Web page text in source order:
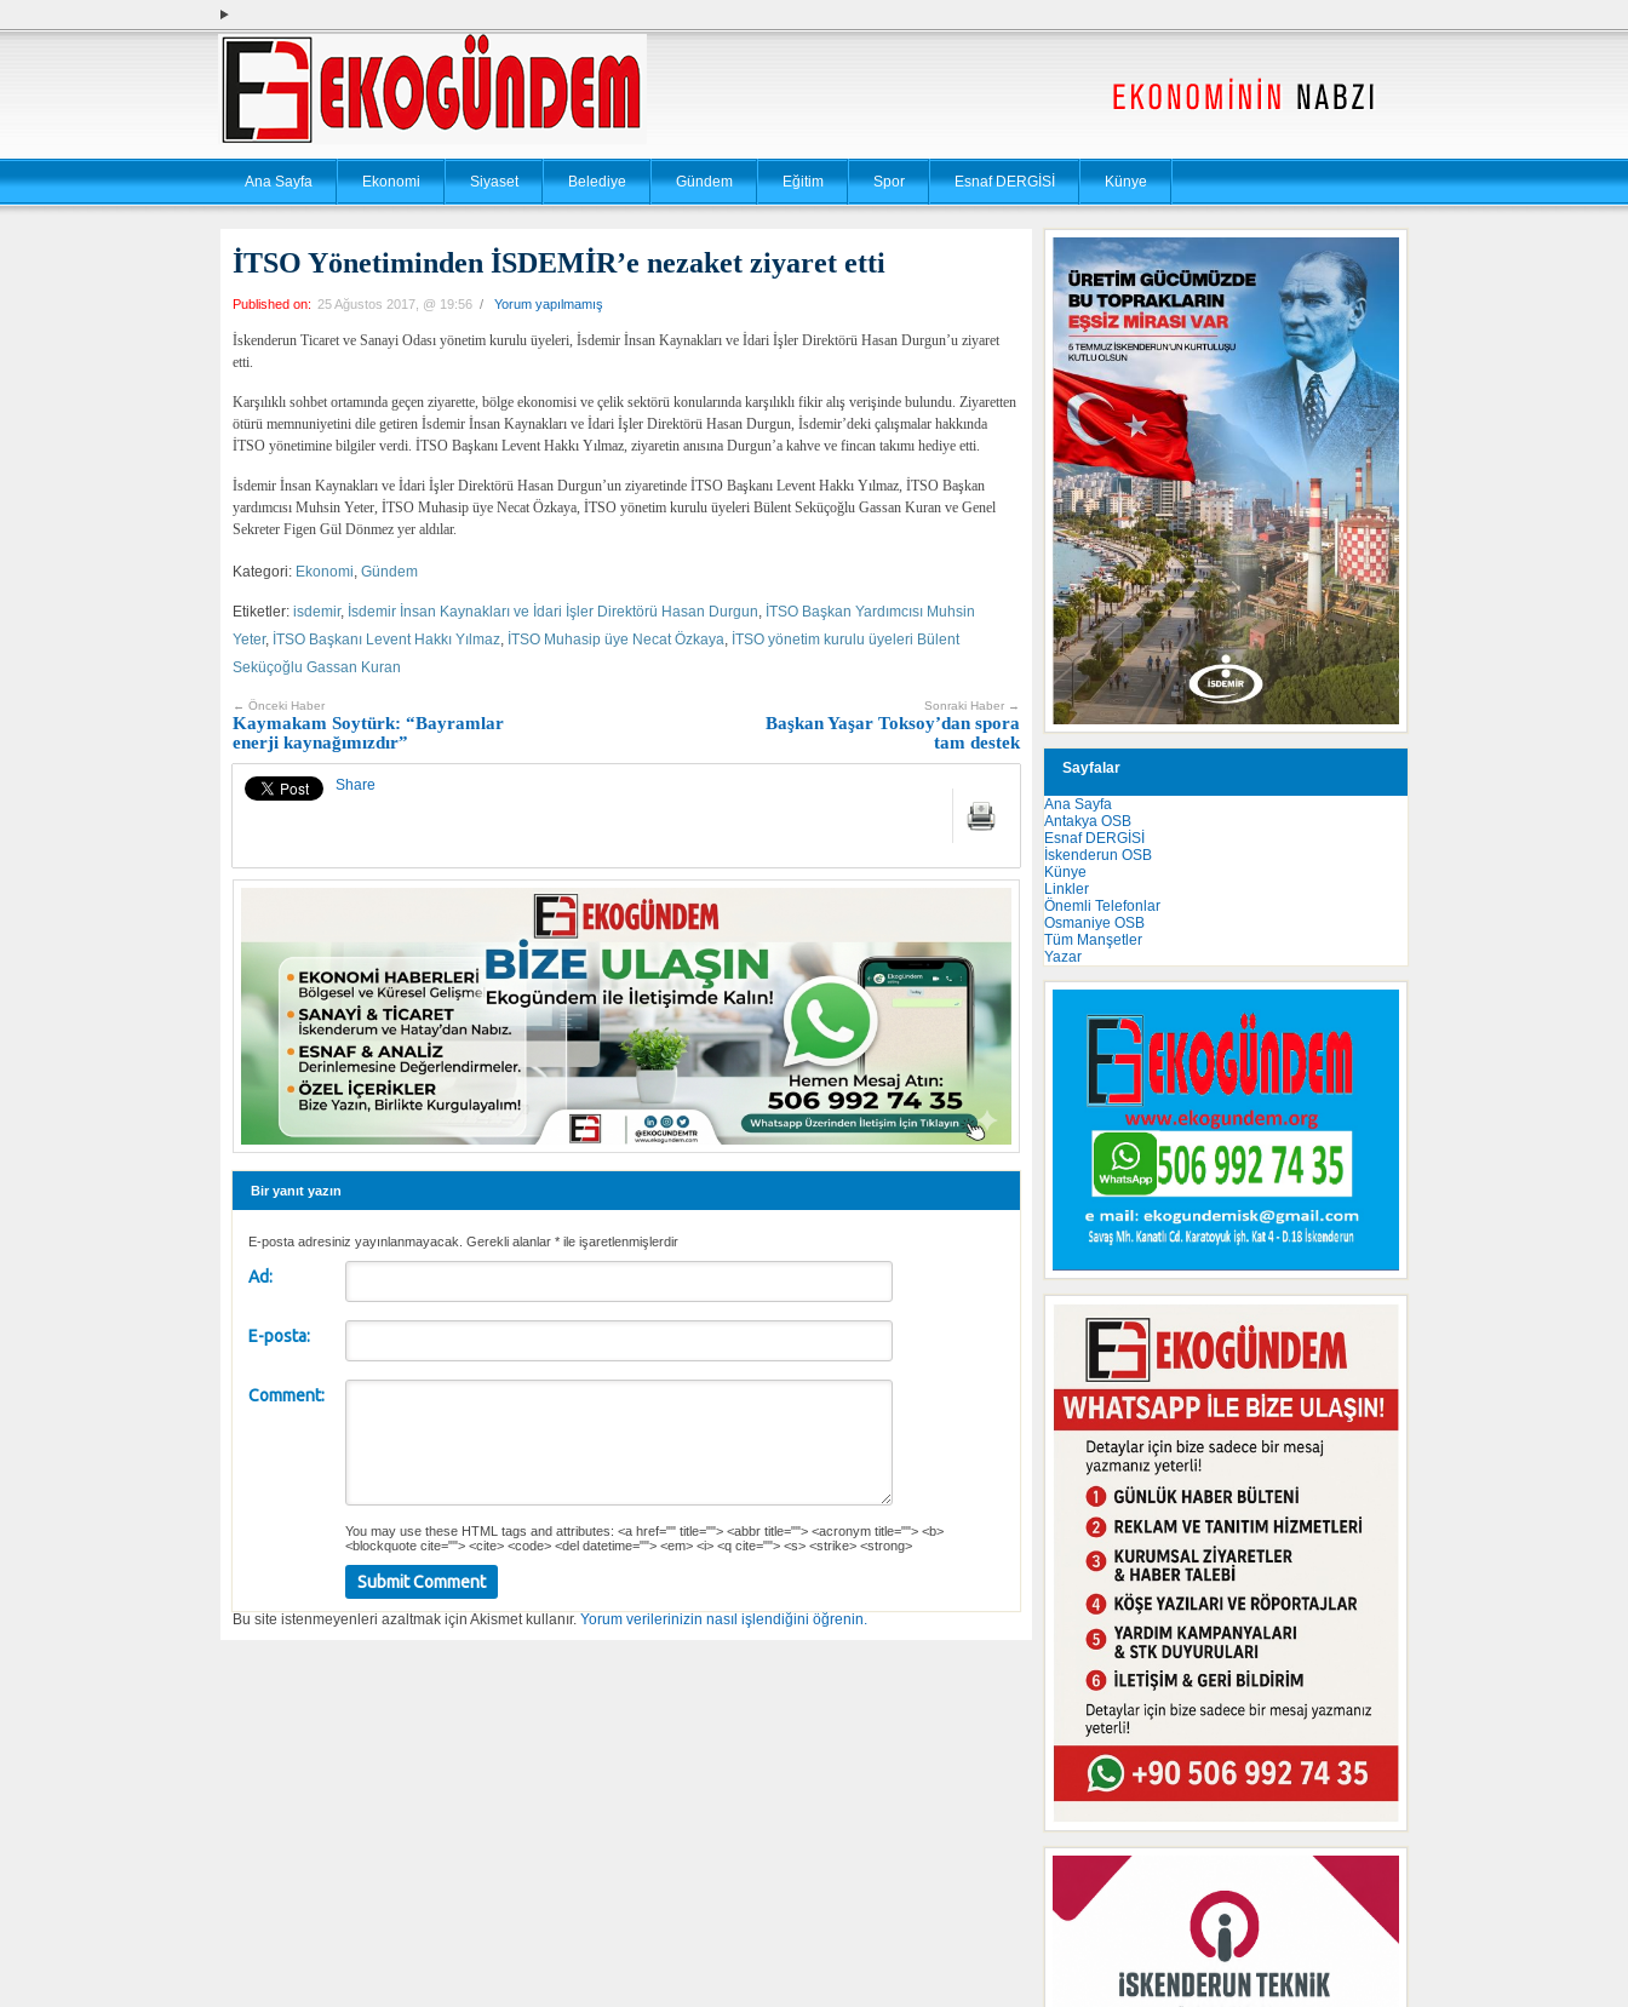
Ana Sayfa Ekonomi Siyaset Belediye Gündem Eğitim Spor Esnaf DERGİSİ Künye
İTSO Yönetiminden İSDEMİR’e nezaket ziyaret etti
Published on: 25 Ağustos 2017, @ 19:56 / Yorum yapılmamış
İskenderun Ticaret ve Sanayi Odası yönetim kurulu üyeleri, İsdemir İnsan Kaynakları ve İdari İşler Direktörü Hasan Durgun’u ziyaret
etti.
Karşılıklı sohbet ortamında geçen ziyarette, bölge ekonomisi ve çelik sektörü konularında karşılıklı fikir alış verişinde bulundu. Ziyaretten
ötürü memnuniyetini dile getiren İsdemir İnsan Kaynakları ve İdari İşler Direktörü Hasan Durgun, İsdemir’deki çalışmalar hakkında
İTSO yönetimine bilgiler verdi. İTSO Başkanı Levent Hakkı Yılmaz, ziyaretin anısına Durgun’a kahve ve fincan takımı hediye etti.
İsdemir İnsan Kaynakları ve İdari İşler Direktörü Hasan Durgun’un ziyaretinde İTSO Başkanı Levent Hakkı Yılmaz, İTSO Başkan
yardımcısı Muhsin Yeter, İTSO Muhasip üye Necat Özkaya, İTSO yönetim kurulu üyeleri Bülent Seküçoğlu Gassan Kuran ve Genel
Sekreter Figen Gül Dönmez yer aldılar.
Kategori: Ekonomi, Gündem
Etiketler: isdemir, İsdemir İnsan Kaynakları ve İdari İşler Direktörü Hasan Durgun, İTSO Başkan Yardımcısı Muhsin
Yeter, İTSO Başkanı Levent Hakkı Yılmaz, İTSO Muhasip üye Necat Özkaya, İTSO yönetim kurulu üyeleri Bülent
Seküçoğlu Gassan Kuran
Sonraki Haber →
Başkan Yaşar Toksoy’dan spora
tam destek
← Önceki Haber
Kaymakam Soytürk: “Bayramlar
enerji kaynağımızdır”
Share
Bir yanıt yazın
E-posta adresiniz yayınlanmayacak. Gerekli alanlar * ile işaretlenmişlerdir
Ad:
E-posta:
Comment:
You may use these HTML tags and attributes: <a href="" title=""> <abbr title=""> <acronym title=""> <b>
<blockquote cite=""> <cite> <code> <del datetime=""> <em> <i> <q cite=""> <s> <strike> <strong>
Bu site istenmeyenleri azaltmak için Akismet kullanır. Yorum verilerinizin nasıl işlendiğini öğrenin.
Sayfalar
Ana Sayfa
Antakya OSB
Esnaf DERGİSİ
İskenderun OSB
Künye
Linkler
Önemli Telefonlar
Osmaniye OSB
Tüm Manşetler
Yazar